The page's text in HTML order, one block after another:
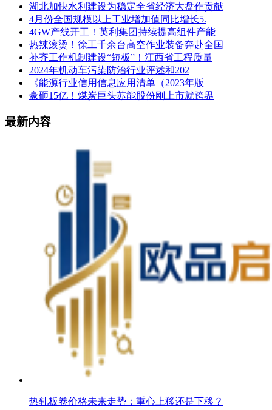
湖北加快水利建设为稳定全省经济大盘作贡献
4月份全国规模以上工业增加值同比增长5.
4GW产线开工！英利集团持续提高组件产能
热辣滚烫！徐工千余台高空作业装备奔赴全国
补齐工作机制建设“短板”！江西省工程质量
2024年机动车污染防治行业评述和202
《能源行业信用信息应用清单（2023年版
豪砸15亿！煤炭巨头苏能股份刚上市就跨界
最新内容
热轧板卷价格未来走势：重心上移还是下移？